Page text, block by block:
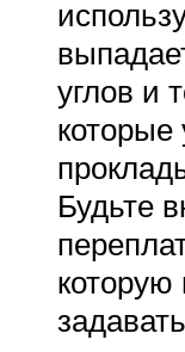
углов и
Будьте